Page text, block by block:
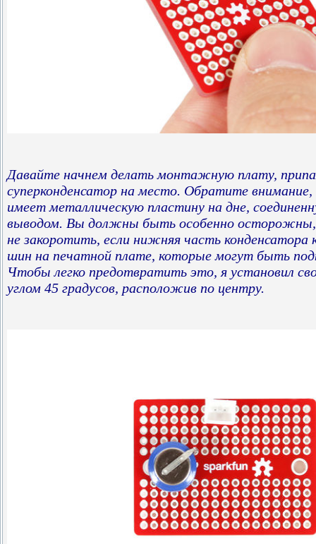
Давайте начнем делать монтажную плату,
суперконденсатор на место. Обратите
имеет металлическую пластину на дне,
выводом. Вы должны быть особенно осторожны,
не закоротить, если нижняя часть конденсатора
шин на печатной плате, которые могут быть
Чтобы легко предотвратить это, я установил
углом 45 градусов, расположив по центру.